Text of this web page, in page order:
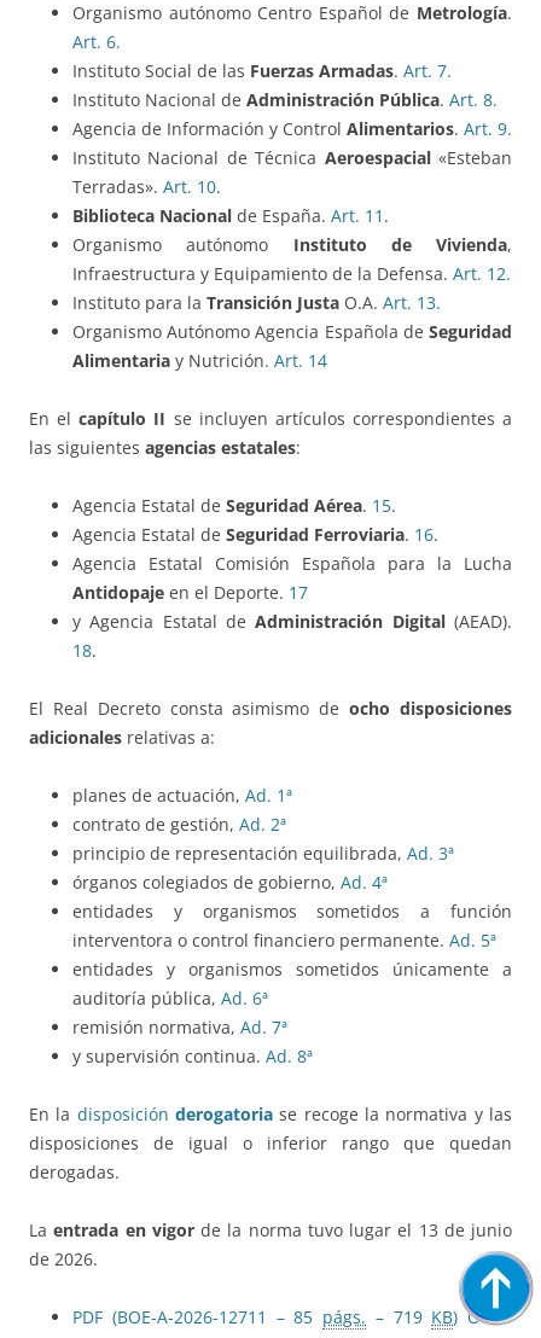
Organismo autónomo Centro Español de Metrología.
Art. 6.
Instituto Social de las Fuerzas Armadas. Art. 7.
Instituto Nacional de Administración Pública. Art. 8.
Agencia de Información y Control Alimentarios. Art. 9.
Instituto Nacional de Técnica Aeroespacial«Esteban
Terradas». Art. 10.
Biblioteca Nacional de España. Art. 11 .
Organismo autónomo Instituto de Vivienda,
Infraestructura y Equipamiento de la Defensa. Art. 12.
Instituto para la Transición Justa O.A. Art. 13.
Organismo Autónomo Agencia Española de Seguridad
Alimentaria y Nutrición. Art. 14
En elcapítulo II se incluyen artículos correspondientes a
las siguientes agencias estatales:
Agencia Estatal de Seguridad Aérea. 15.
Agencia Estatal de Seguridad Ferroviaria. 16.
Agencia Estatal Comisión Española para la Lucha
Antidopaje en el Deporte. 17
y Agencia Estatal deAdministración Digital(AEAD).
18.
El Real Decreto consta asimismo deocho disposiciones
adicionales relativas a:
planes de actuación, Ad. 1ª
contrato de gestión, Ad. 2ª
principio de representación equilibrada, Ad. 3ª
órganos colegiados de gobierno, Ad. 4ª
entidades y organismos sometidos a función
interventora o control financiero permanente. Ad. 5ª
entidades y organismos sometidos únicamente a
auditoría pública, Ad. 6ª
remisión normativa, Ad. 7ª
y supervisión continua. Ad. 8ª
En la disposiciónderogatoria se recoge la normativa y las
disposiciones de igual o inferior rango que quedan
derogadas.
Laentrada en vigorde la norma tuvo lugar el 13 de junio
de 2026.
PDF (BOE-A-2026-12711 – 85 págs. – 719 KB) Otros